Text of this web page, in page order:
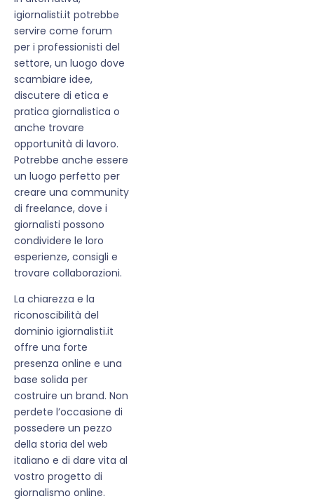
igiornalisti.it potrebbe
servire come forum
per i professionisti del
settore, un luogo dove
scambiare idee,
discutere di etica e
pratica giornalistica o
anche trovare
opportunità di lavoro.
Potrebbe anche essere
un luogo perfetto per
creare una community
di freelance, dove i
giornalisti possono
condividere le loro
esperienze, consigli e
trovare collaborazioni.
La chiarezza e la
riconoscibilità del
dominio igiornalisti.it
offre una forte
presenza online e una
base solida per
costruire un brand. Non
perdete l’occasione di
possedere un pezzo
della storia del web
italiano e di dare vita al
vostro progetto di
giornalismo online.